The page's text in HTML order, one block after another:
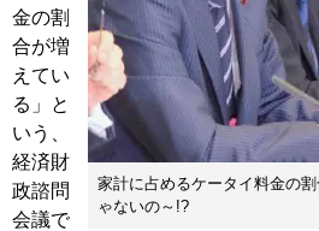
家計に占めるケータイ料金の
ゃないの～!?
金の割
合が増
えてい
る」と
いう、
経済財
政諮問
会議で